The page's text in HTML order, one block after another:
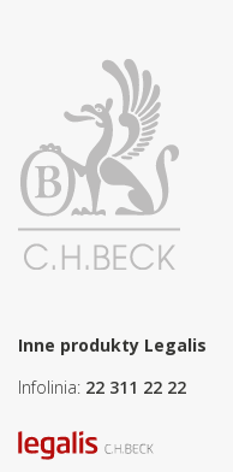
Inne produkty Legalis
Infolinia: 22 311 22 22